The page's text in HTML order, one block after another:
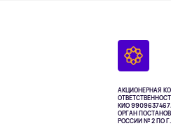
АКЦИОНЕРНАЯ
КИО
ОРГАН
РОССИИ № 2 ПО